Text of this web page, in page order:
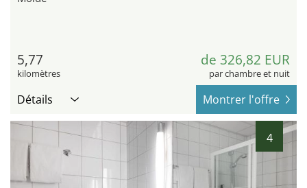
5,77
kilomètres
de 326,82 EUR
par chambre et nuit
Détails Montrer l'offre
4